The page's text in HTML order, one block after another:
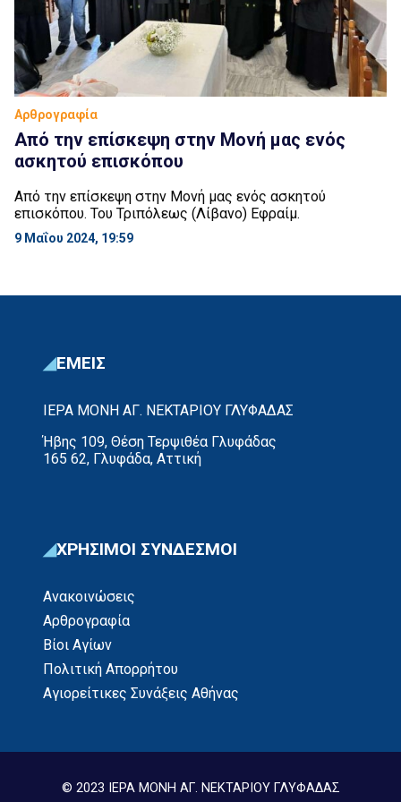
Αρθρογραφία
Από την επίσκεψη στην Μονή μας ενός
ασκητού επισκόπου
Από την επίσκεψη στην Μονή μας ενός ασκητού
επισκόπου. Του Τριπόλεως (Λίβανο) Εφραίμ.
9 Μαΐου 2024, 19:59
ΕΜΕΙΣ
ΙΕΡΑ ΜΟΝΗ ΑΓ. ΝΕΚΤΑΡΙΟΥ ΓΛΥΦΑΔΑΣ
Ήβης 109, Θέση Τερψιθέα Γλυφάδας
165 62, Γλυφάδα, Αττική
ΧΡΗΣΙΜΟΙ ΣΥΝΔΕΣΜΟΙ
Ανακοινώσεις
Αρθρογραφία
Βίοι Αγίων
Πολιτική Απορρήτου
Αγιορείτικες Συνάξεις Αθήνας
© 2023 ΙΕΡΑ ΜΟΝΗ ΑΓ. ΝΕΚΤΑΡΙΟΥ ΓΛΥΦΑΔΑΣ